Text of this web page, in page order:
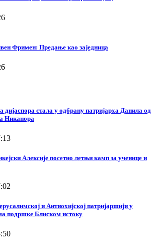
Фримен: Предање као заједница
дијаспора стала у одбрану патријарха Данила од
Никанора
Алексије посетио летњи камп за ученице и
и Антиохијској патријаршији у
подршке Блиском истоку